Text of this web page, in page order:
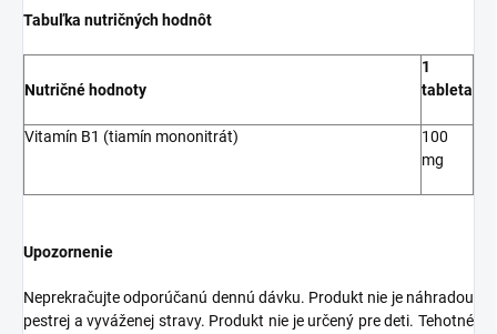
Tabuľka nutričných hodnôt
Nutričné hodnoty
1
tableta
Vitamín B1 (tiamín mononitrát)
100
mg
Upozornenie
Neprekračujte odporúčanú dennú dávku. Produkt nie je náhradou
pestrej a vyváženej stravy. Produkt nie je určený pre deti. Tehotné